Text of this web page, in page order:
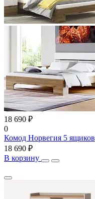
18 690 ₽
0
Комод Норвегия 5 ящиков
18 690 ₽
В корзину